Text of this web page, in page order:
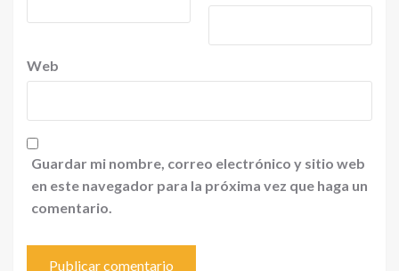
Web
Guardar mi nombre, correo electrónico y sitio web
en este navegador para la próxima vez que haga un
comentario.